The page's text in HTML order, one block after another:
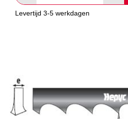
Levertijd 3-5 werkdagen